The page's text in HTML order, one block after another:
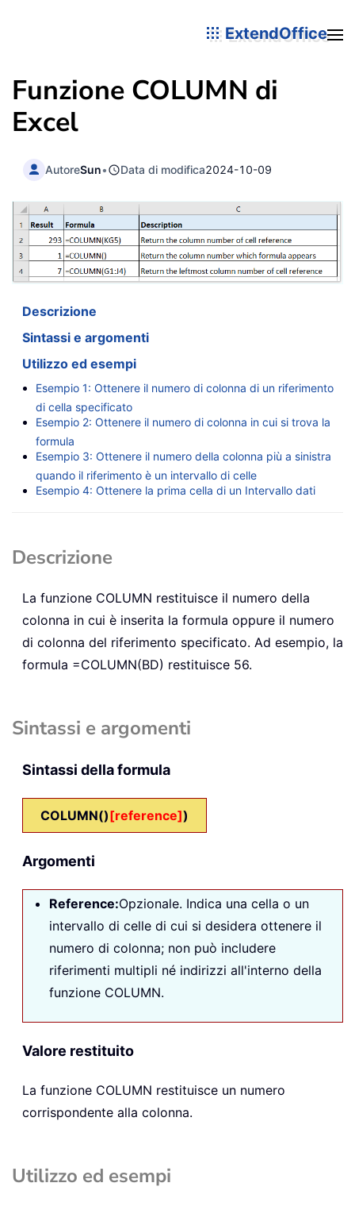
ExtendOffice
Funzione COLUMN di
Excel
AutoreSun• Data di modifica2024-10-09
Descrizione
Sintassi e argomenti
Utilizzo ed esempi
Esempio 1: Ottenere il numero di colonna di un riferimento
di cella specificato
Esempio 2: Ottenere il numero di colonna in cui si trova la
formula
Esempio 3: Ottenere il numero della colonna più a sinistra
quando il riferimento è un intervallo di celle
Esempio 4: Ottenere la prima cella di un Intervallo dati
Descrizione
La funzione COLUMN restituisce il numero della
colonna in cui è inserita la formula oppure il numero
di colonna del riferimento specificato. Ad esempio, la
formula =COLUMN(BD) restituisce 56.
Sintassi e argomenti
Sintassi della formula
COLUMN()[reference])
Argomenti
Reference:Opzionale. Indica una cella o un
intervallo di celle di cui si desidera ottenere il
numero di colonna; non può includere
riferimenti multipli né indirizzi all'interno della
funzione COLUMN.
Valore restituito
La funzione COLUMN restituisce un numero
corrispondente alla colonna.
Utilizzo ed esempi